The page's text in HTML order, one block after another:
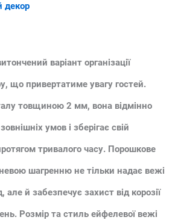
декор
варіант організації
що привертатиме увагу гостей.
товщиною 2 мм, вона відмінно
умов і зберігає свій
тривалого часу. Порошкове
шагренню не тільки надає вежі
але й забезпечує захист від корозії
Розмір та стиль ейфелевої вежі